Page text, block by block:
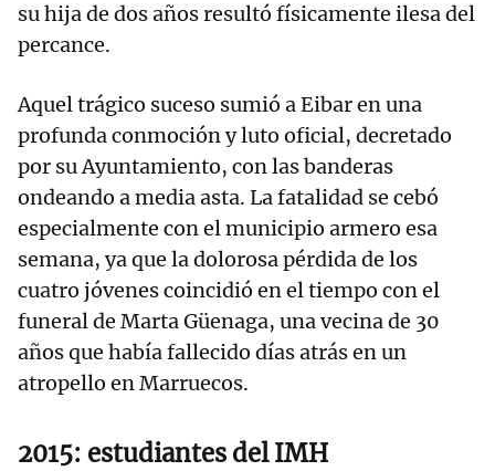
su hija de dos años resultó físicamente ilesa del
percance.
Aquel trágico suceso sumió a Eibar en una
profunda conmoción y luto oficial, decretado
por su Ayuntamiento, con las banderas
ondeando a media asta. La fatalidad se cebó
especialmente con el municipio armero esa
semana, ya que la dolorosa pérdida de los
cuatro jóvenes coincidió en el tiempo con el
funeral de Marta Güenaga, una vecina de 30
años que había fallecido días atrás en un
atropello en Marruecos.
2015: estudiantes del IMH